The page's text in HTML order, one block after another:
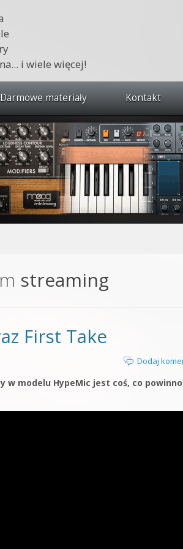
i wiele więcej!
Darmowe materiały Kontakt
streaming
First Take
Dodaj
w modelu HypeMic jest coś, co powinno